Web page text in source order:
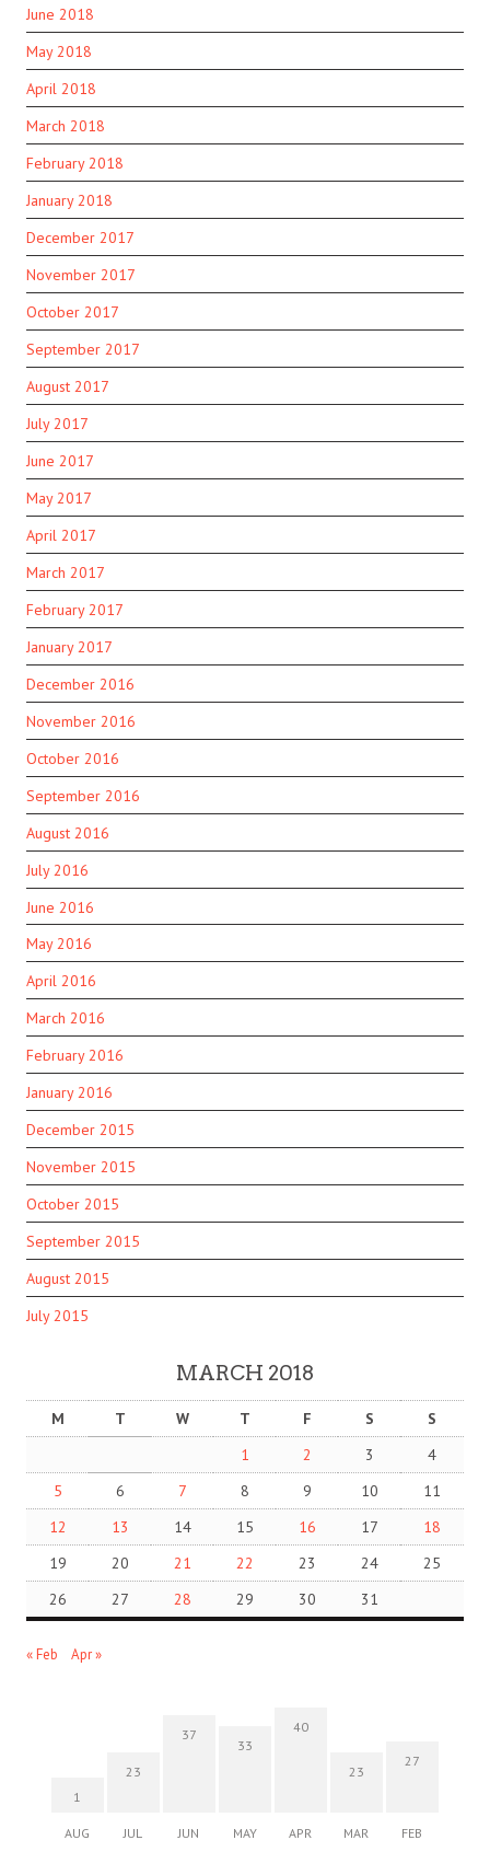
June 2018
May 2018
April 2018
March 2018
February 2018
January 2018
December 2017
November 2017
October 2017
September 2017
August 2017
July 2017
June 2017
May 2017
April 2017
March 2017
February 2017
January 2017
December 2016
November 2016
October 2016
September 2016
August 2016
July 2016
June 2016
May 2016
April 2016
March 2016
February 2016
January 2016
December 2015
November 2015
October 2015
September 2015
August 2015
July 2015
MARCH 2018
M T W T F S
S
1
2 3
4
5
6 7 8 9 10
11
12
13 14 15 16 17
18
19
20 21 22 23 24
25
26
27 28 29 30 31
« Feb Apr »
1
AUG
23
JUL
37
JUN
33
MAY
40
APR
23
MAR
27
FEB